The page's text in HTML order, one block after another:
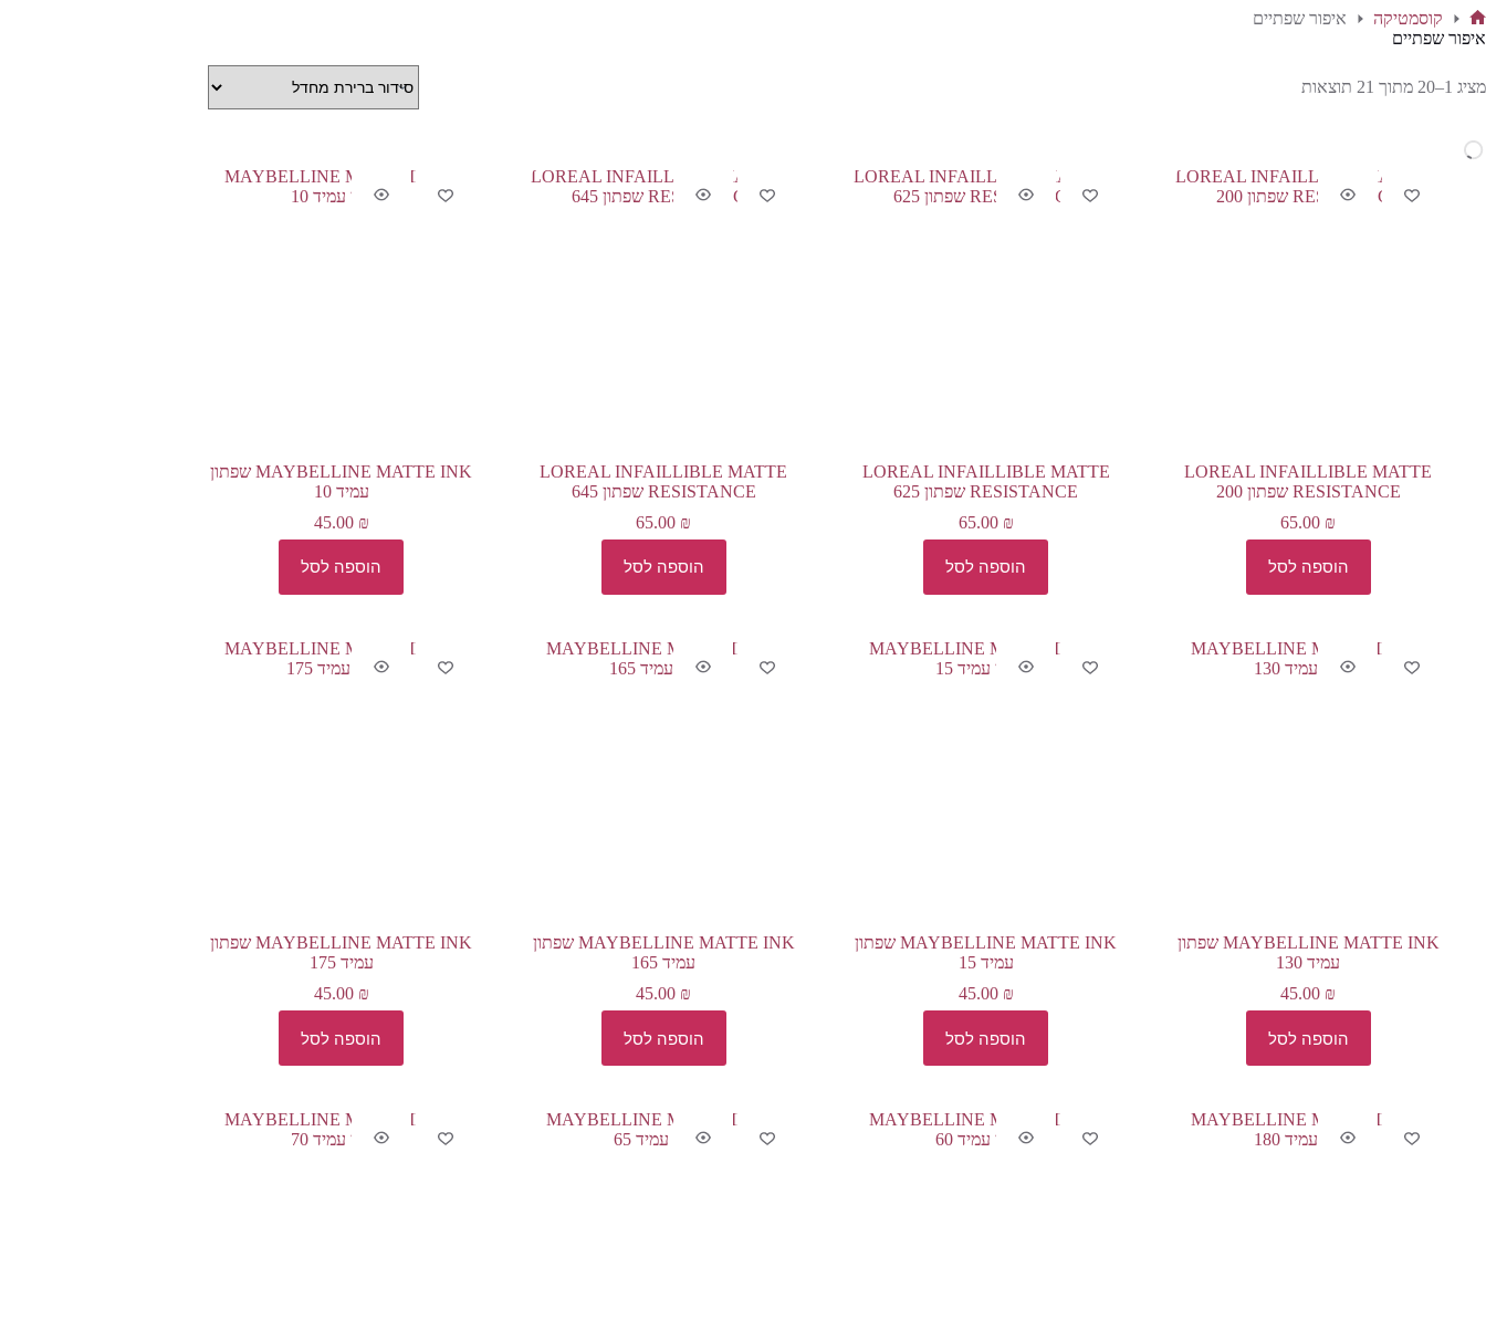
דף
קוסמטיקה
איפור שפתיים
איפור שפתיים
מציג 1–20 מתוך 21 תוצאות
LOREAL INFAILLIBLE MATTE
RESISTANCE שפתון 200
65.00 ₪
הוספה לסל
LOREAL INFAILLIBLE MATTE
RESISTANCE שפתון 625
65.00 ₪
הוספה לסל
LOREAL INFAILLIBLE MATTE
RESISTANCE שפתון 645
65.00 ₪
הוספה לסל
MAYBELLINE MATTE INK שפתון
עמיד 10
45.00 ₪
הוספה לסל
MAYBELLINE MATTE INK שפתון
עמיד 130
45.00 ₪
הוספה לסל
MAYBELLINE MATTE INK שפתון
עמיד 15
45.00 ₪
הוספה לסל
MAYBELLINE MATTE INK שפתון
עמיד 165
45.00 ₪
הוספה לסל
MAYBELLINE MATTE INK שפתון
עמיד 175
45.00 ₪
הוספה לסל